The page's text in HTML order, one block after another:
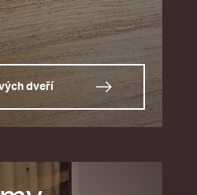
dveří